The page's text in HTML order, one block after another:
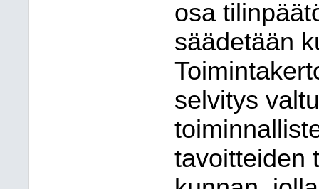
osa
säädetään
selvitys
tavoitteiden